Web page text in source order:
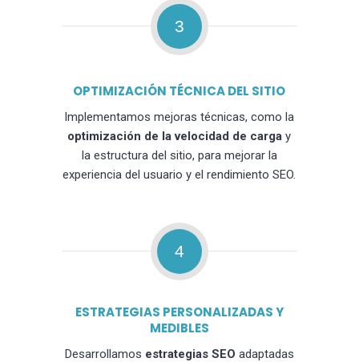
3
OPTIMIZACIÓN TÉCNICA DEL SITIO
Implementamos mejoras técnicas, como la
optimización de la velocidad de carga y
la estructura del sitio, para mejorar la
experiencia del usuario y el rendimiento SEO.
4
ESTRATEGIAS PERSONALIZADAS Y
MEDIBLES
Desarrollamos estrategias SEO adaptadas